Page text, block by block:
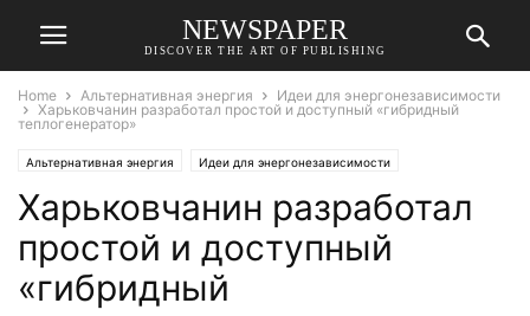
NEWSPAPER
DISCOVER THE ART OF PUBLISHING
Home Альтернативная энергия
Идеи для энергонезависимости
Харьковчанин разработал простой и доступный «гибридный
теплогенератор»
Альтернативная энергия Идеи для энергонезависимости
Харьковчанин разработал
простой и доступный
«гибридный